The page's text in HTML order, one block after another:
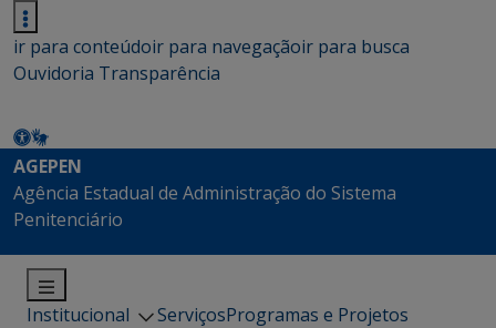
ir para conteúdoir para navegaçãoir para busca
Ouvidoria Transparência
AGEPEN
Agência Estadual de Administração do Sistema
Penitenciário
Institucional ServiçosProgramas e Projetos